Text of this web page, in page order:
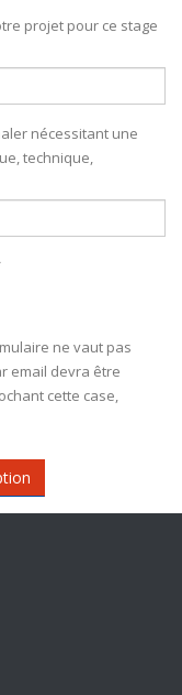
projet pour ce stage
nécessitant une
technique,
ne vaut pas
email devra être
cette case,